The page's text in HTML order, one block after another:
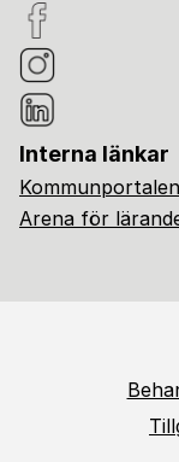
Interna länkar
Kommunportalen
Arena för